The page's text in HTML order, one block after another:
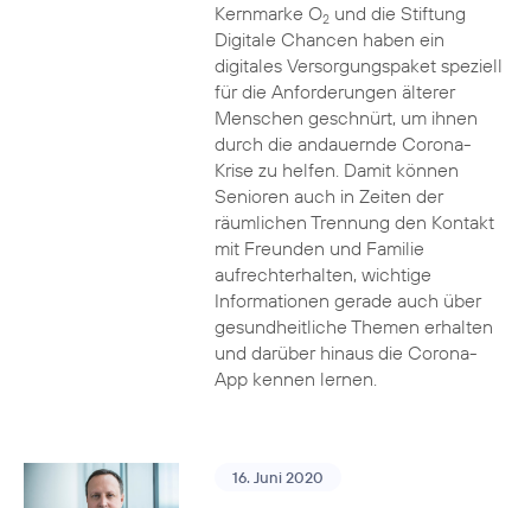
Kernmarke O2und die Stiftung
Digitale Chancen haben ein
digitales Versorgungspaket speziell
für die Anforderungen älterer
Menschen geschnürt, um ihnen
durch die andauernde Corona-
Krise zu helfen. Damit können
Senioren auch in Zeiten der
räumlichen Trennung den Kontakt
mit Freunden und Familie
aufrechterhalten, wichtige
Informationen gerade auch über
gesundheitliche Themen erhalten
und darüber hinaus die Corona-
App kennen lernen.
16. Juni 2020